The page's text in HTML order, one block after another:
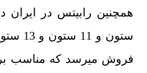
ستون و
فروش میرسد که مناسب